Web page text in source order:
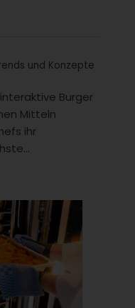
und Konzepte
Burger
Mitteln
ihr